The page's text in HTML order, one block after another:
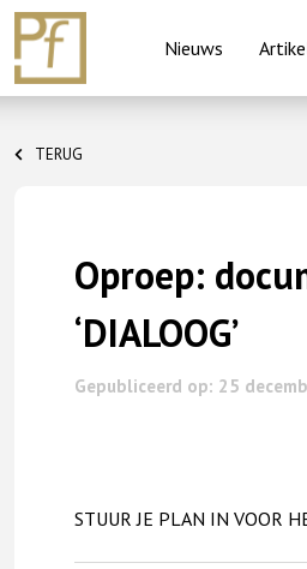
Nieuws
TERUG
Oproep:
‘DIALOOG’
Gepubliceerd op: 25
STUUR JE PLAN IN VOOR